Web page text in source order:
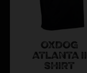
OXDOG
ATLANTA II
SHIRT